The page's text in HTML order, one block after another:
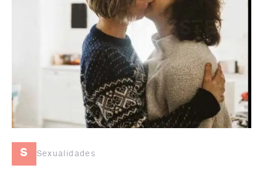
s Sexualidades